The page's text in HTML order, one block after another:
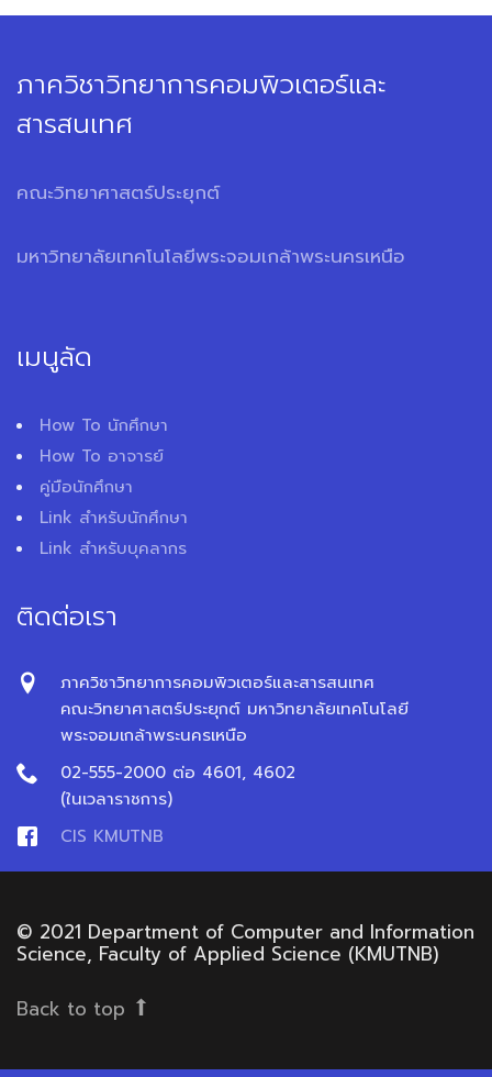
ภาควิชาวิทยาการคอมพิวเตอร์และ
สารสนเทศ
คณะวิทยาศาสตร์ประยุกต์
มหาวิทยาลัยเทคโนโลยีพระจอมเกล้าพระนครเหนือ
เมนูลัด
How To นักศึกษา
How To อาจารย์
คู่มือนักศึกษา
Link สำหรับนักศึกษา
Link สำหรับบุคลากร
ติดต่อเรา
ภาควิชาวิทยาการคอมพิวเตอร์และสารสนเทศ
คณะวิทยาศาสตร์ประยุกต์ มหาวิทยาลัยเทคโนโลยี
พระจอมเกล้าพระนครเหนือ
02-555-2000 ต่อ 4601, 4602
(ในเวลาราชการ)
CIS KMUTNB
© 2021 Department of Computer and Information
Science, Faculty of Applied Science (KMUTNB)
Back to top